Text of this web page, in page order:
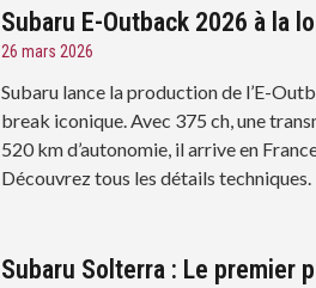
Subaru E-Outback 2026 à la
26 mars 2026
Subaru lance la production de l’E-
break iconique. Avec 375 ch, une
520 km d’autonomie, il arrive en
Découvrez tous les détails techniques.
Subaru Solterra : Le premier